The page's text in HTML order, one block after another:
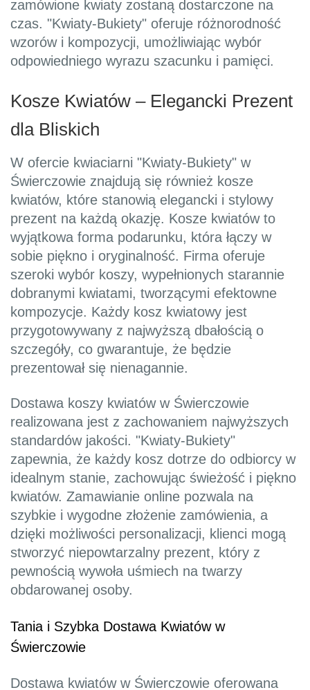
zamówione kwiaty zostaną dostarczone na
czas. "Kwiaty-Bukiety" oferuje różnorodność
wzorów i kompozycji, umożliwiając wybór
odpowiedniego wyrazu szacunku i pamięci.
Kosze Kwiatów – Elegancki Prezent
dla Bliskich
W ofercie kwiaciarni "Kwiaty-Bukiety" w
Świerczowie znajdują się również kosze
kwiatów, które stanowią elegancki i stylowy
prezent na każdą okazję. Kosze kwiatów to
wyjątkowa forma podarunku, która łączy w
sobie piękno i oryginalność. Firma oferuje
szeroki wybór koszy, wypełnionych starannie
dobranymi kwiatami, tworzącymi efektowne
kompozycje. Każdy kosz kwiatowy jest
przygotowywany z najwyższą dbałością o
szczegóły, co gwarantuje, że będzie
prezentował się nienagannie.
Dostawa koszy kwiatów w Świerczowie
realizowana jest z zachowaniem najwyższych
standardów jakości. "Kwiaty-Bukiety"
zapewnia, że każdy kosz dotrze do odbiorcy w
idealnym stanie, zachowując świeżość i piękno
kwiatów. Zamawianie online pozwala na
szybkie i wygodne złożenie zamówienia, a
dzięki możliwości personalizacji, klienci mogą
stworzyć niepowtarzalny prezent, który z
pewnością wywoła uśmiech na twarzy
obdarowanej osoby.
Tania i Szybka Dostawa Kwiatów w
Świerczowie
Dostawa kwiatów w Świerczowie oferowana